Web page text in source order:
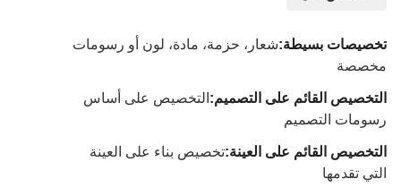
تخصيصات بسيطة:شعار، حزمة، مادة، لون أو رسومات
مخصصة
التخصيص القائم على التصميم:التخصيص على أساس
رسومات التصميم
التخصيص القائم على العينة:تخصيص بناء على العينة
التي تقدمها